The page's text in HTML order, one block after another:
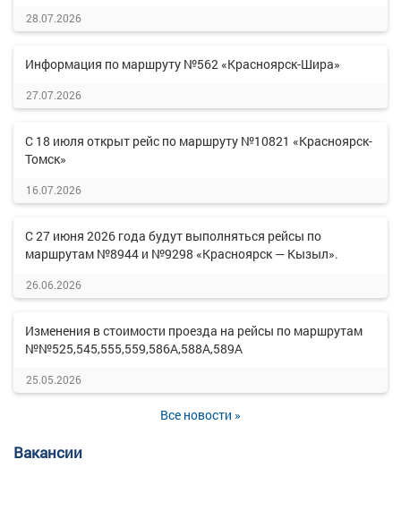
28.07.2026
Информация по маршруту №562 «Красноярск-Шира»
27.07.2026
С 18 июля открыт рейс по маршруту №10821 «Красноярск-
Томск»
16.07.2026
С 27 июня 2026 года будут выполняться рейсы по
маршрутам №8944 и №9298 «Красноярск — Кызыл».
26.06.2026
Изменения в стоимости проезда на рейсы по маршрутам
№№525,545,555,559,586А,588А,589А
25.05.2026
Все новости »
Вакансии